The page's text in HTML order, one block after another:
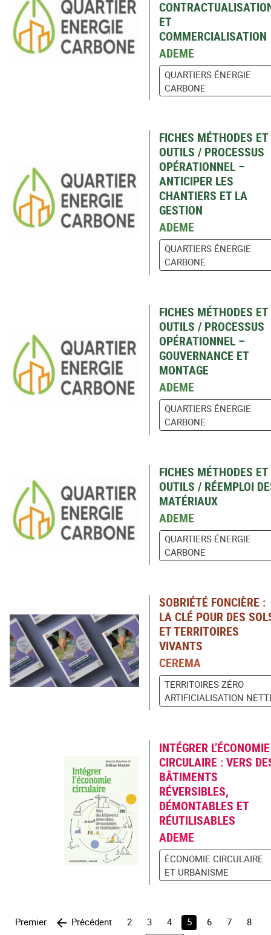
ET
COMMERCIALISATION
ADEME
QUARTIERS ÉNERGIE
CARBONE
FICHES MÉTHODES ET
OUTILS / PROCESSUS
OPÉRATIONNEL –
ANTICIPER LES
CHANTIERS ET LA
GESTION
ADEME
QUARTIERS ÉNERGIE
CARBONE
FICHES MÉTHODES ET
OUTILS / PROCESSUS
OPÉRATIONNEL –
GOUVERNANCE ET
MONTAGE
ADEME
QUARTIERS ÉNERGIE
CARBONE
FICHES MÉTHODES ET
OUTILS / RÉEMPLOI
MATÉRIAUX
ADEME
QUARTIERS ÉNERGIE
CARBONE
SOBRIÉTÉ FONCIÈRE :
LA CLÉ POUR DES
ET TERRITOIRES
VIVANTS
CEREMA
TERRITOIRES ZÉRO
ARTIFICIALISATION
INTÉGRER L’ÉCONOMIE
CIRCULAIRE : VERS
BÂTIMENTS
RÉVERSIBLES,
DÉMONTABLES ET
RÉUTILISABLES
ADEME
ÉCONOMIE CIRCULAIRE
ET URBANISME
Premier Précédent 2 3 4 5 6 7
8